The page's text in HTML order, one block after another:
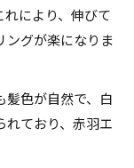
により、伸びて
ングが楽になりま
髪色が自然で、白
れており、赤羽エ